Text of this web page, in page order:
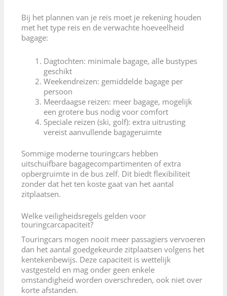
Bij het plannen van je reis moet je rekening houden
met het type reis en de verwachte hoeveelheid
bagage:
Dagtochten: minimale bagage, alle bustypes
geschikt
Weekendreizen: gemiddelde bagage per
persoon
Meerdaagse reizen: meer bagage, mogelijk
een grotere bus nodig voor comfort
Speciale reizen (ski, golf): extra uitrusting
vereist aanvullende bagageruimte
Sommige moderne touringcars hebben
uitschuifbare bagagecompartimenten of extra
opbergruimte in de bus zelf. Dit biedt flexibiliteit
zonder dat het ten koste gaat van het aantal
zitplaatsen.
Welke veiligheidsregels gelden voor
touringcarcapaciteit?
Touringcars mogen nooit meer passagiers vervoeren
dan het aantal goedgekeurde zitplaatsen volgens het
kentekenbewijs. Deze capaciteit is wettelijk
vastgesteld en mag onder geen enkele
omstandigheid worden overschreden, ook niet over
korte afstanden.